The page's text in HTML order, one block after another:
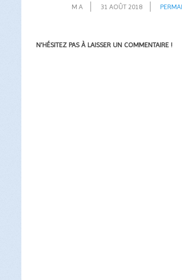
M A 31 AOÛT 2018
N'HÉSITEZ PAS À LAISSER UN COMMENTAIRE !